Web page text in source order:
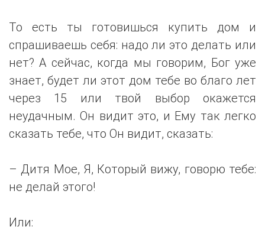
То есть ты готовишься купить дом и
спрашиваешь себя: надо ли это делать или
нет? А сейчас, когда мы говорим, Бог уже
знает, будет ли этот дом тебе во благо лет
через 15 или твой выбор окажется
неудачным. Он видит это, и Ему так легко
сказать тебе, что Он видит, сказать:
– Дитя Мое, Я, Который вижу, говорю тебе:
не делай этого!
Или: